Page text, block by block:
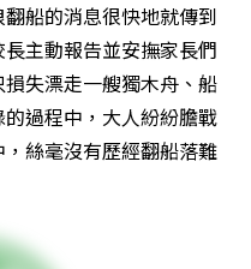
船的消息很快地就傳到
主動報告並安撫家長們
失漂走一艘獨木舟、船
過程中，大人紛紛膽戰
絲毫沒有歷經翻船落難